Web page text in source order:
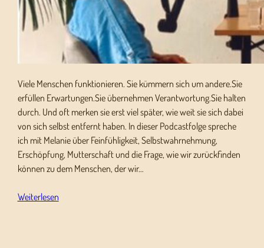
Viele Menschen funktionieren. Sie kümmern sich um andere.Sie
erfüllen Erwartungen.Sie übernehmen Verantwortung.Sie halten
durch. Und oft merken sie erst viel später, wie weit sie sich dabei
von sich selbst entfernt haben. In dieser Podcastfolge spreche
ich mit Melanie über Feinfühligkeit, Selbstwahrnehmung,
Erschöpfung, Mutterschaft und die Frage, wie wir zurückfinden
können zu dem Menschen, der wir…
Weiterlesen